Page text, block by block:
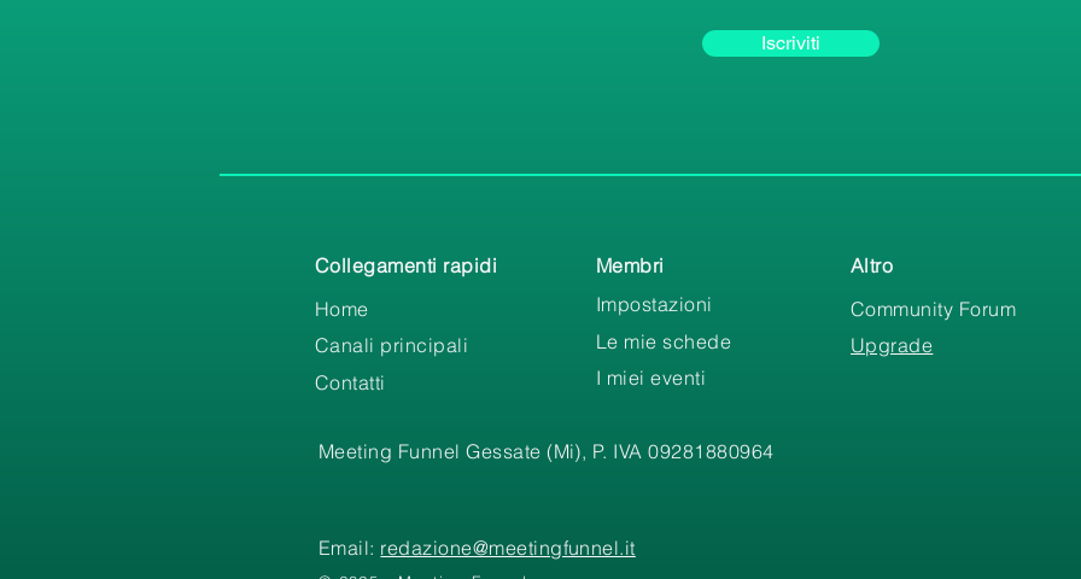
Iscriviti
Collegamenti rapidi
Home
Canali principali
Contatti
Membri
Impostazioni
Le mie schede
I miei eventi
Altro
Community Forum
Upgrade
Meeting Funnel Gessate (Mi), P. IVA 09281880964
Email: redazione@meetingfunnel.it